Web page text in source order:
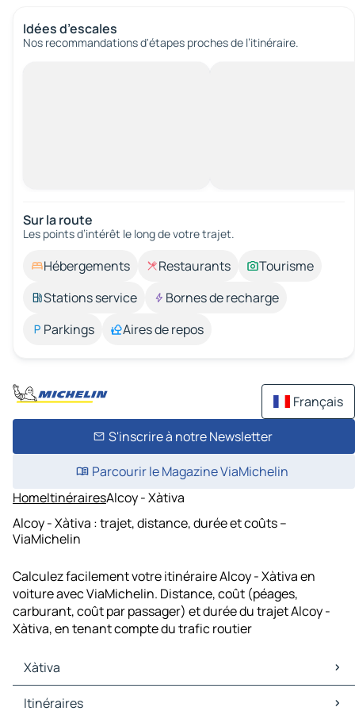
Idées d’escales
Nos recommandations d'étapes proches de l’itinéraire.
Sur la route
Les points d’intérêt le long de votre trajet.
Hébergements Restaurants
Tourisme
Stations service
Bornes de recharge
Parkings
Aires de repos
Français
S'inscrire à notre Newsletter
Parcourir le Magazine ViaMichelin
HomeItinérairesAlcoy - Xàtiva
Alcoy - Xàtiva : trajet, distance, durée et coûts –
ViaMichelin
Calculez facilement votre itinéraire Alcoy - Xàtiva en
voiture avec ViaMichelin. Distance, coût (péages,
carburant, coût par passager) et durée du trajet Alcoy -
Xàtiva, en tenant compte du trafic routier
Xàtiva
Xàtiva Cartes et plans
Itinéraires